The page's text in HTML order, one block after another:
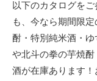
以下のカタログを
も、今なら期間限
酎・特別純米酒・ゆ
や北斗の拳の芋焼
酒が在庫あります